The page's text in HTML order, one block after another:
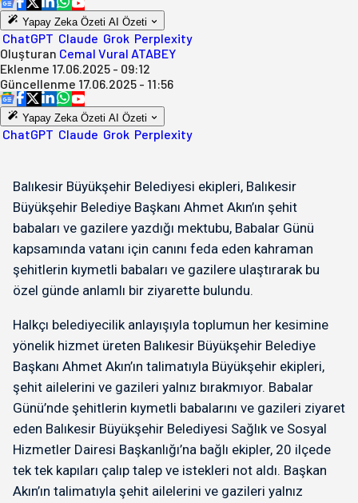
Yapay Zeka Özeti AI Özeti
ChatGPT Claude Grok Perplexity
Oluşturan Cemal Vural ATABEY
Eklenme 17.06.2025 - 09:12
Güncellenme 17.06.2025 - 11:56
Yapay Zeka Özeti AI Özeti
ChatGPT Claude Grok Perplexity
Balıkesir Büyükşehir Belediyesi ekipleri, Balıkesir
Büyükşehir Belediye Başkanı Ahmet Akın’ın şehit
babaları ve gazilere yazdığı mektubu, Babalar Günü
kapsamında vatanı için canını feda eden kahraman
şehitlerin kıymetli babaları ve gazilere ulaştırarak bu
özel günde anlamlı bir ziyarette bulundu.
Halkçı belediyecilik anlayışıyla toplumun her kesimine
yönelik hizmet üreten Balıkesir Büyükşehir Belediye
Başkanı Ahmet Akın’ın talimatıyla Büyükşehir ekipleri,
şehit ailelerini ve gazileri yalnız bırakmıyor. Babalar
Günü’nde şehitlerin kıymetli babalarını ve gazileri ziyaret
eden Balıkesir Büyükşehir Belediyesi Sağlık ve Sosyal
Hizmetler Dairesi Başkanlığı’na bağlı ekipler, 20 ilçede
tek tek kapıları çalıp talep ve istekleri not aldı. Başkan
Akın’ın talimatıyla şehit ailelerini ve gazileri yalnız